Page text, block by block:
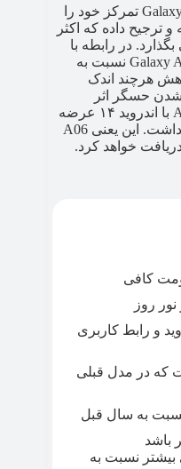
درواقع، سامسونگ برای ساخت Galaxy A06 تمرکز خود را
داده که اکثر
در رابطه با
این جزئیات، می‌توان به وزن کم‌تر Galaxy A06 نسبت به
هرچند اندک
حسگر اثر
انگشت اشاره کرد. از همه مهم‌تر، A06 با اندروید ۱۴ عرضه
می‌شود، در حالی که A05 اندروید ۱۳ داشت. این یعنی A06
خواهد کرد.
کافی
روز
و رابط کاربری
که در مدل قبلی
به سال قبل
بیشتر نسبت به